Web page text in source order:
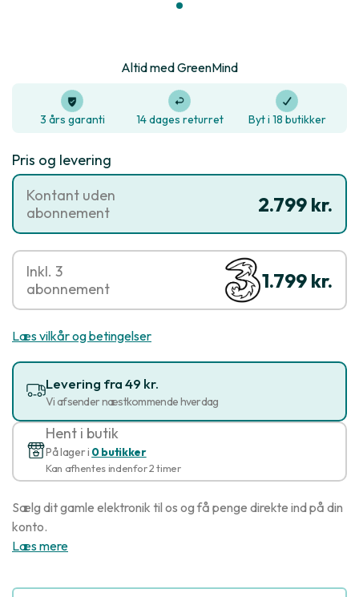
Altid med GreenMind
3 års garanti 14 dages returret Byt i 18 butikker
Pris og levering
2.799 kr.
Kontant uden
abonnement
1.799 kr.
Inkl. 3
abonnement
Læs vilkår og betingelser
Levering fra 49 kr.
Vi afsender næstkommende hverdag
Hent i butik
På lager i 0 butikker
Kan afhentes indenfor 2 timer
Sælg dit gamle elektronik til os og få penge direkte ind på din
konto.
Læs mere